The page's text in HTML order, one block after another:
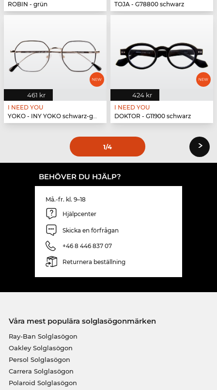
ROBIN - grün
TOJA - G78800 schwarz
461 kr
I NEED YOU
YOKO - INY YOKO schwarz-gold
424 kr
I NEED YOU
DOKTOR - G11900 schwarz
1/4 ›
BEHÖVER DU HJÄLP?
Må.-fr. kl. 9–18
Hjälpcenter
Skicka en förfrågan
+46 8 446 837 07
Returnera beställning
Våra mest populära solglasögonmärken
Ray-Ban Solglasögon
Oakley Solglasögon
Persol Solglasögon
Carrera Solglasögon
Polaroid Solglasögon